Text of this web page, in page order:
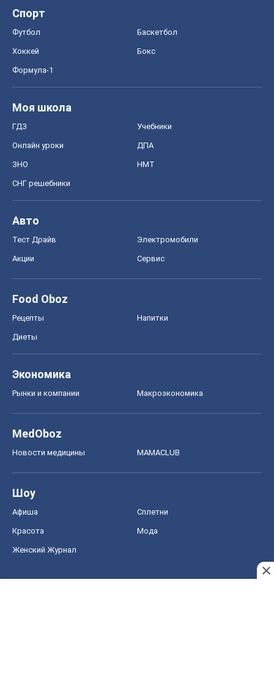
Спорт
Футбол Баскетбол
Хоккей Бокс
Формула-1
Моя школа
ГДЗ Учебники
Онлайн уроки ДПА
ЗНО НМТ
СНГ решебники
Авто
Тест Драйв Электромобили
Акции Сервис
Food Oboz
Рецепты Напитки
Диеты
Экономика
Рынки и компании Mакроэкономика
MedOboz
Новости медицины MAMACLUB
Шоу
Афиша Сплетни
Красота Мода
Женский Журнал